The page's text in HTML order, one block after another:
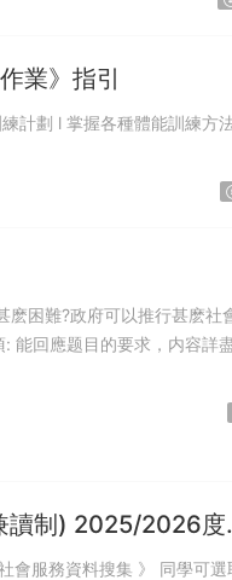
業》指引
麽困難?政府可以推行甚麽社
讀制) 2025/2026度